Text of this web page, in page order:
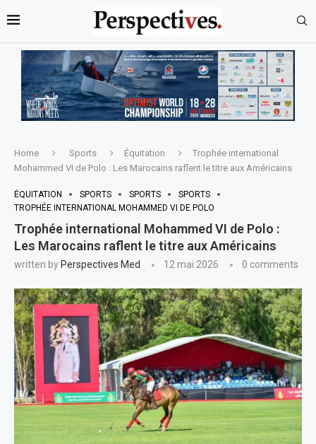
Home Sports Équitation
Trophée international
Mohammed VI de Polo : Les Marocains raflent le titre aux Américains
ÉQUITATION SPORTS SPORTS
SPORTS
TROPHÉE INTERNATIONAL MOHAMMED VI DE POLO
Trophée international Mohammed VI de Polo :
Les Marocains raflent le titre aux Américains
written by Perspectives Med 12 mai 2026 0 comments